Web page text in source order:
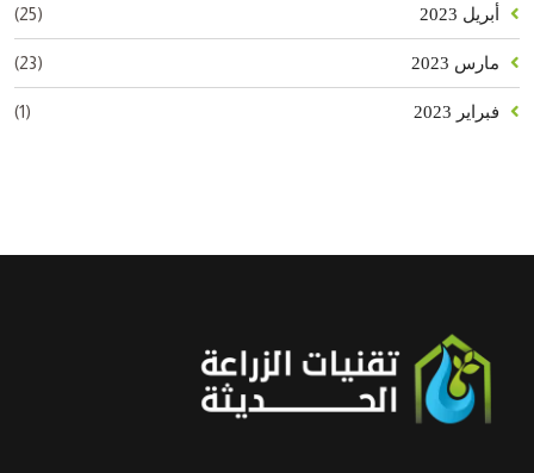
أبريل 2023 (25)
مارس 2023 (23)
فبراير 2023 (1)